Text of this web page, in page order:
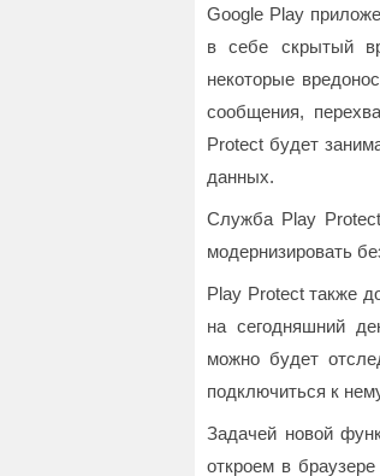
Google Play
в себе скрытый
некоторые
сообщения,
Protect будет
данных.
Служба Play
модернизировать
Play Protect также
на сегодняшний
можно будет
подключиться к
Задачей новой
откроем в